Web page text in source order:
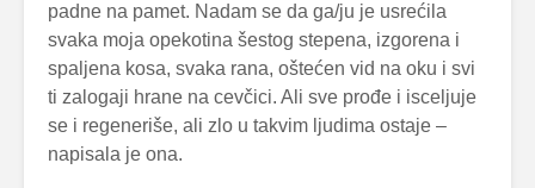
padne na pamet. Nadam se da ga/ju je usrećila
svaka moja opekotina šestog stepena, izgorena i
spaljena kosa, svaka rana, oštećen vid na oku i svi
ti zalogaji hrane na cevčici. Ali sve prođe i isceljuje
se i regeneriše, ali zlo u takvim ljudima ostaje –
napisala je ona.